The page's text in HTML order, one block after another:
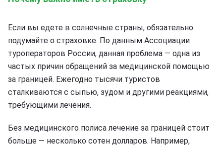
Если вы едете в солнечные страны, обязательно
подумайте о страховке. По данным Ассоциации
туроператоров России, данная проблема — одна из
частых причин обращений за медицинской помощью
за границей. Ежегодно тысячи туристов
сталкиваются с сыпью, зудом и другими реакциями,
требующими лечения.
Без медицинского полиса лечение за границей стоит
больше — несколько сотен долларов. Например,